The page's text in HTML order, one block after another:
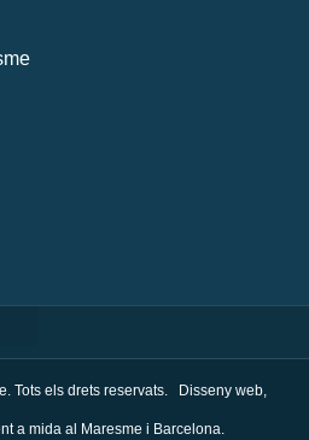
Tots els drets reservats. Disseny web,
a mida al Maresme i Barcelona.